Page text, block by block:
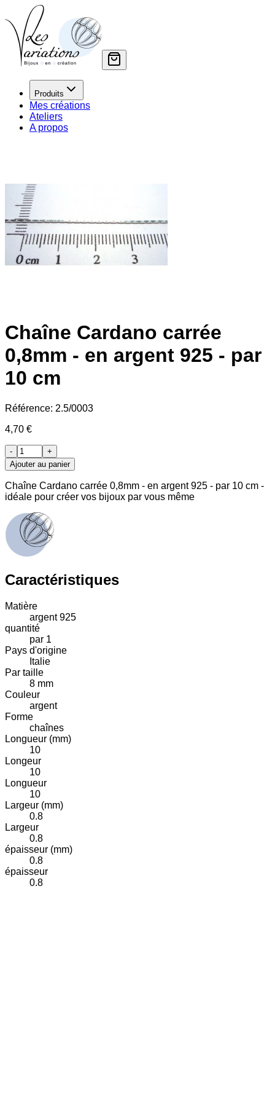
Produits
Mes créations
Ateliers
A propos
Chaîne Cardano carrée
0,8mm - en argent 925 - par
10 cm
Référence: 2.5/0003
4,70 €
-
+
Ajouter au panier
Chaîne Cardano carrée 0,8mm - en argent 925 - par 10 cm -
idéale pour créer vos bijoux par vous même
Caractéristiques
Matière
argent 925
quantité
par 1
Pays d'origine
Italie
Par taille
8 mm
Couleur
argent
Forme
chaînes
Longueur (mm)
10
Longeur
10
Longueur
10
Largeur (mm)
0.8
Largeur
0.8
épaisseur (mm)
0.8
épaisseur
0.8